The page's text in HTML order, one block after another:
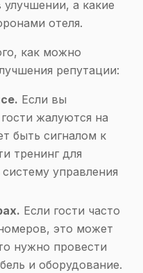
а какие
отеля.
как можно
репутации:
Если вы
жалуются на
быть сигналом к
тренинг для
управления
Если гости часто
это может
нужно провести
и оборудование.